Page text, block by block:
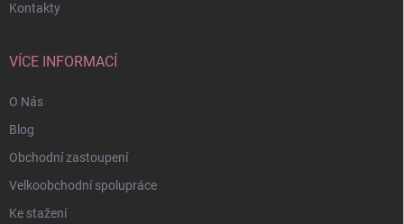
Kontakty
VÍCE INFORMACÍ
O Nás
Blog
Obchodní zastoupení
Velkoobchodní spolupráce
Ke stažení